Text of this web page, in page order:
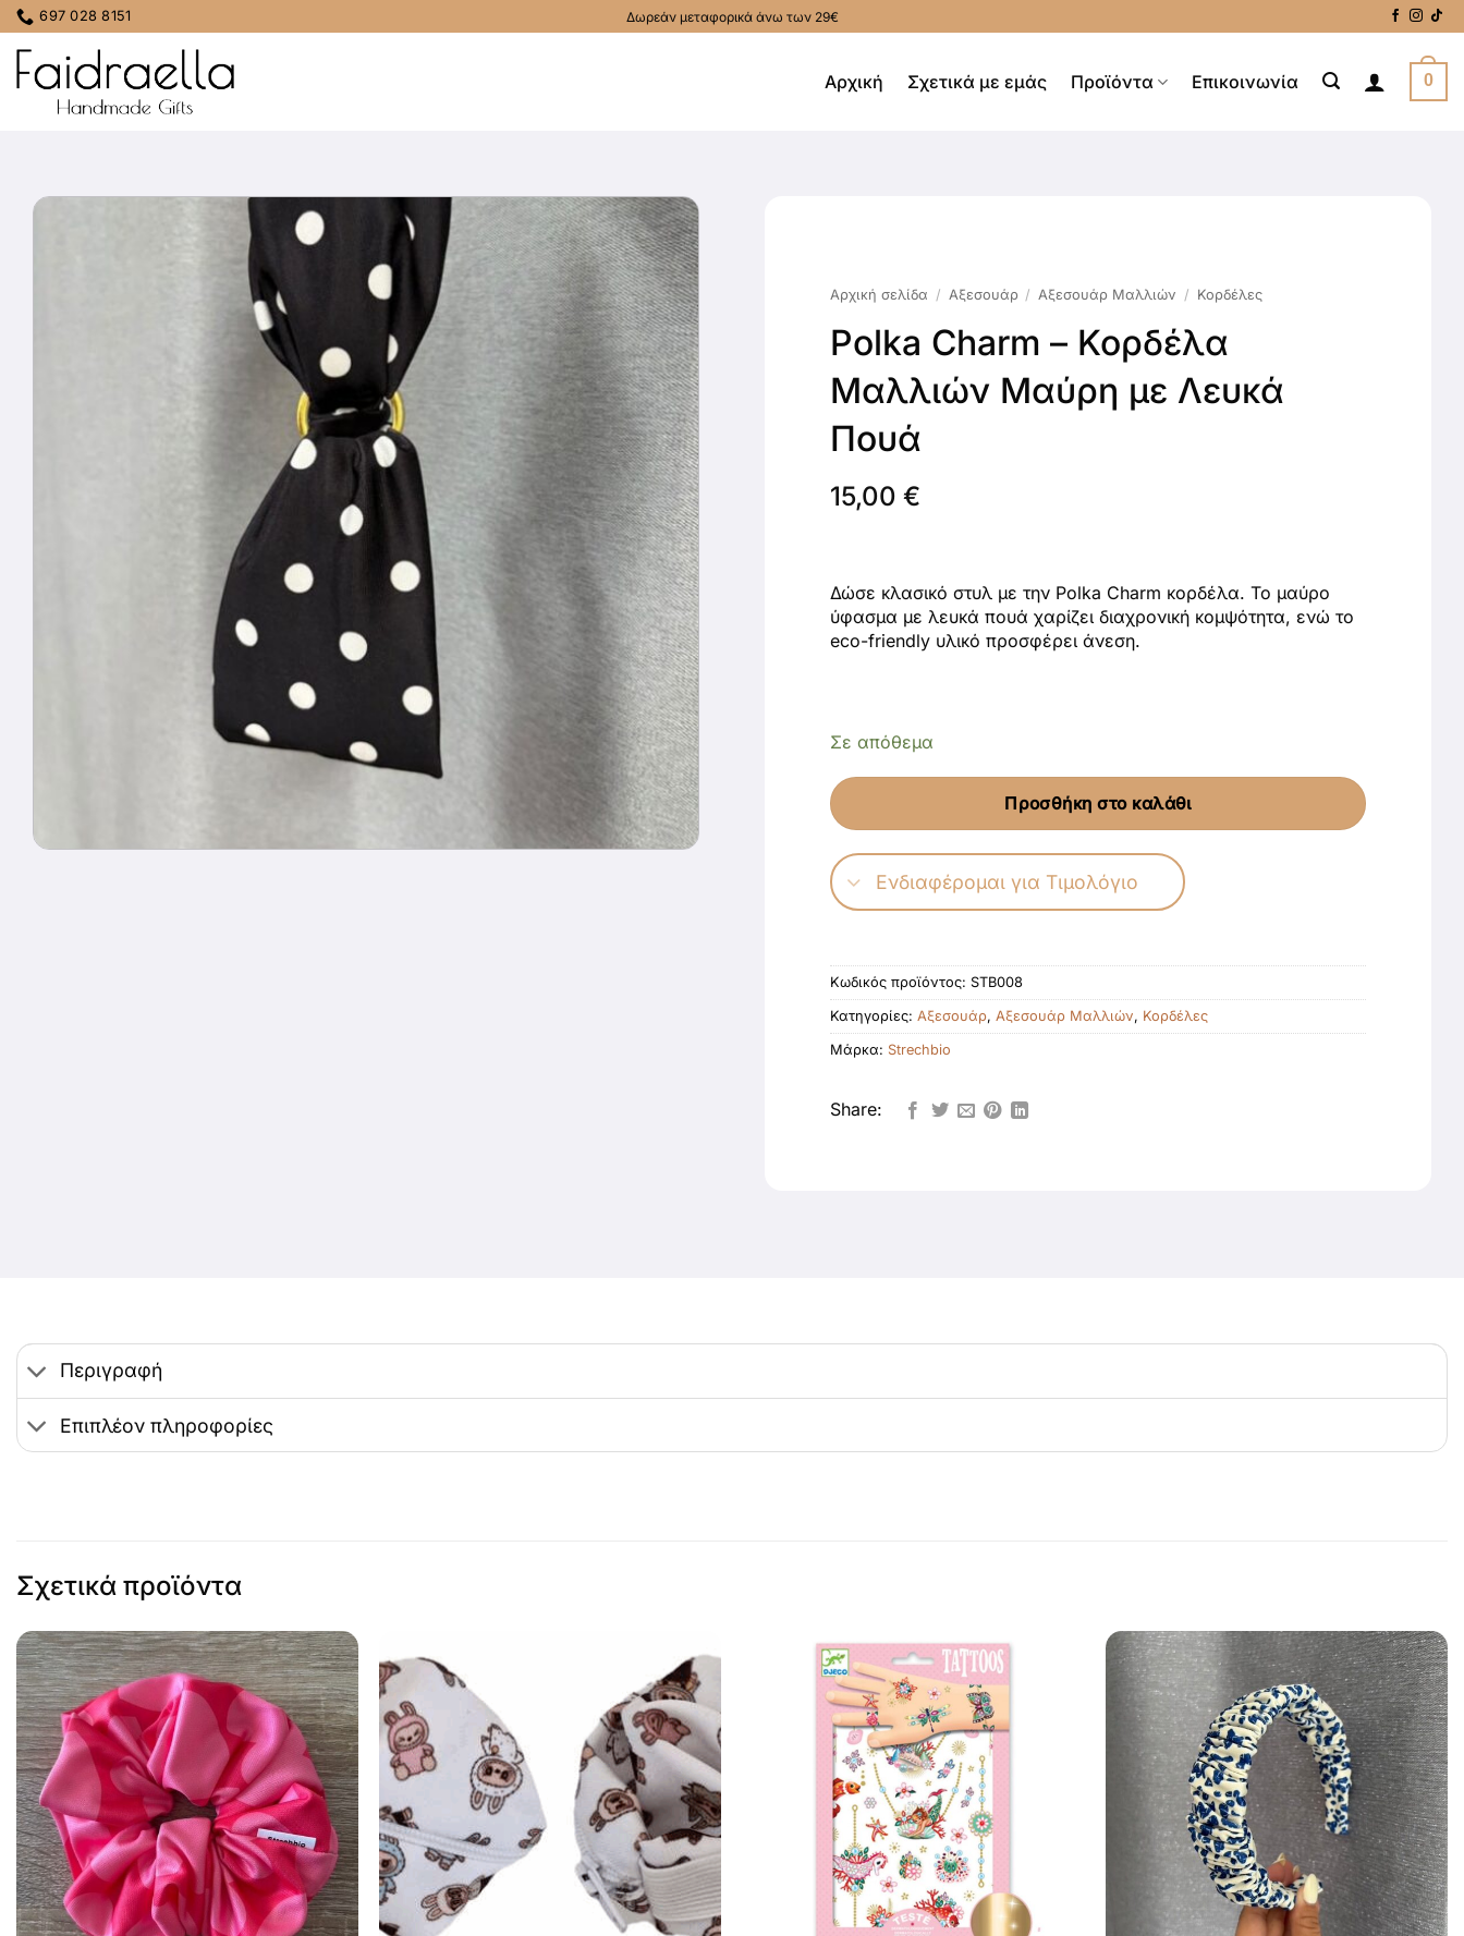
Μετάβαση
στο
περιεχόμενο
697 028 8151 Δωρεάν μεταφορικά άνω των 29€
Αρχική Σχετικά με εμάς Προϊόντα Επικοινωνία 0
Αρχική σελίδα / Αξεσουάρ / Αξεσουάρ Μαλλιών / Κορδέλες
Polka Charm – Κορδέλα
Μαλλιών Μαύρη με Λευκά
Πουά
15,00 €
Δώσε κλασικό στυλ με την Polka Charm κορδέλα. Το μαύρο
ύφασμα με λευκά πουά χαρίζει διαχρονική κομψότητα, ενώ το
eco-friendly υλικό προσφέρει άνεση.
Σε απόθεμα
Προσθήκη στο καλάθι
Ενδιαφέρομαι για Τιμολόγιο
Κωδικός προϊόντος: STB008
Κατηγορίες: Αξεσουάρ, Αξεσουάρ Μαλλιών, Κορδέλες
Μάρκα: Strechbio
Share:
Περιγραφή
Επιπλέον πληροφορίες
Σχετικά προϊόντα